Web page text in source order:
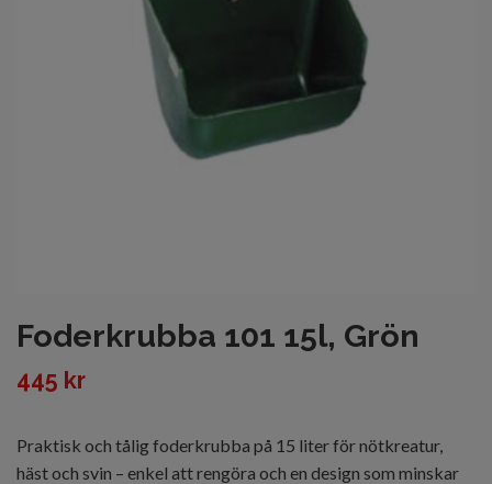
Foderkrubba 101 15l, Grön
445 kr
Praktisk och tålig foderkrubba på 15 liter för nötkreatur,
häst och svin – enkel att rengöra och en design som minskar